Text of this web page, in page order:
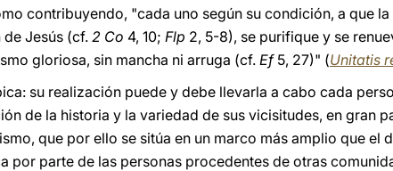
contribuyendo, "cada uno según su condición, a que la
Jesús (cf. 2 Co 4, 10; Flp 2, 5-8), se purifique y se
gloriosa, sin mancha ni arruga (cf. Ef 5, 27)" (Unitatis
su realización puede y debe llevarla a cabo cada
de la historia y la variedad de sus vicisitudes, en gran
que por ello se sitúa en un marco más amplio que el
por parte de las personas procedentes de otras